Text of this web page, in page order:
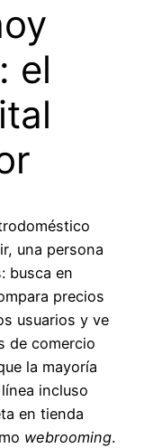
el
una persona
busca en
precios
usuarios y ve
de comercio
la mayoría
incluso
en tienda
webrooming.